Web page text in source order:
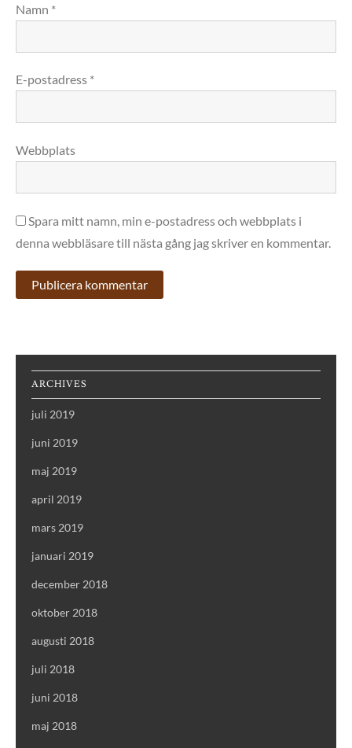
Namn *
E-postadress *
Webbplats
Spara mitt namn, min e-postadress och webbplats i
denna webbläsare till nästa gång jag skriver en kommentar.
ARCHIVES
juli 2019
juni 2019
maj 2019
april 2019
mars 2019
januari 2019
december 2018
oktober 2018
augusti 2018
juli 2018
juni 2018
maj 2018